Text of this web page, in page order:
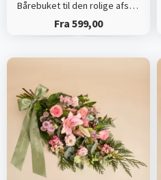
Bårebuket til den rolige afsked med bånd
Fra 599,00